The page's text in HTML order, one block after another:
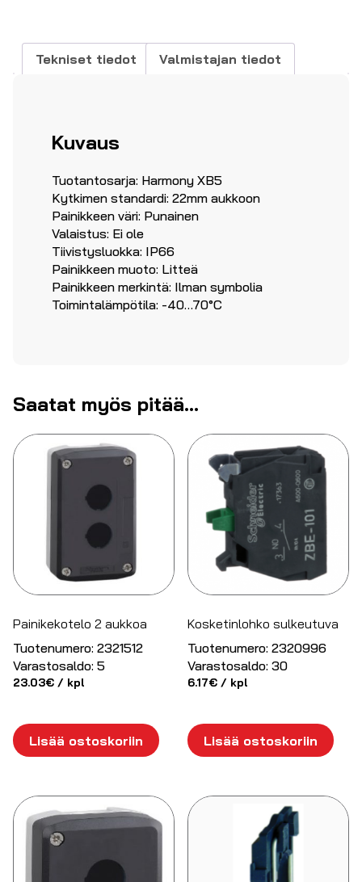
Tekniset tiedot Valmistajan tiedot
Kuvaus
Tuotantosarja: Harmony XB5
Kytkimen standardi: 22mm aukkoon
Painikkeen väri: Punainen
Valaistus: Ei ole
Tiivistysluokka: IP66
Painikkeen muoto: Litteä
Painikkeen merkintä: Ilman symbolia
Toimintalämpötila: -40…70°C
Saatat myös pitää...
Painikekotelo 2 aukkoa
Tuotenumero: 2321512
Varastosaldo: 5
23.03€ / kpl
Lisää ostoskoriin
Kosketinlohko sulkeutuva
Tuotenumero: 2320996
Varastosaldo: 30
6.17€ / kpl
Lisää ostoskoriin